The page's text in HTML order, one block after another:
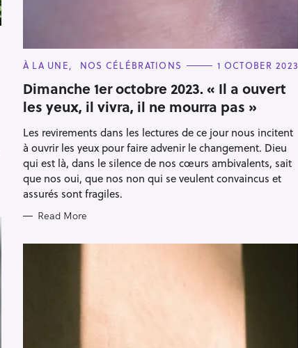
C
T
E
G
O
I
E
S
À LA UNE NOS CÉLÉBRATIONS 1 OCTOBER 2023
Dimanche 1er octobre 2023. « Il a ouvert
les yeux, il vivra, il ne mourra pas »
Les revirements dans les lectures de ce jour nous incitent
à ouvrir les yeux pour faire advenir le changement. Dieu
qui est là, dans le silence de nos cœurs ambivalents, sait
que nos oui, que nos non qui se veulent convaincus et
assurés sont fragiles.
Read More